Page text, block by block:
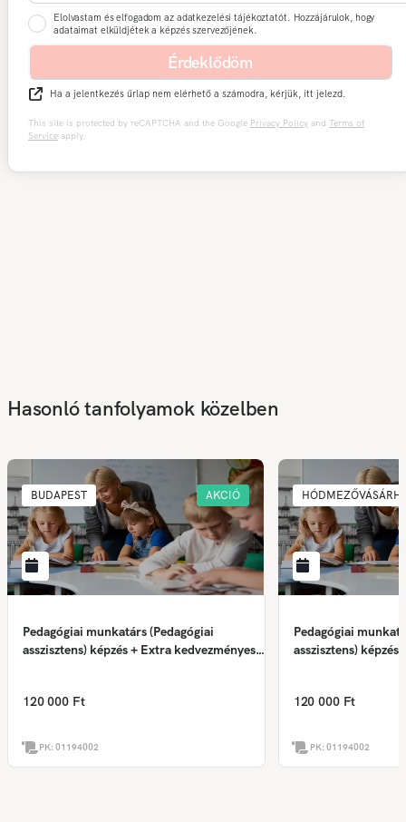
Elolvastam és elfogadom az adatkezelési tájékoztatót. Hozzájárulok, hogy
adataimat elküldjétek a képzés szervezőjének.
Érdeklődöm
Ha a jelentkezés űrlap nem elérhető a számodra, kérjük, itt jelezd.
This site is protected by reCAPTCHA and the Google Privacy Policy and Terms of
Service apply.
Hasonló tanfolyamok közelben
BUDAPEST AKCIÓ
Pedagógiai munkatárs (Pedagógiai
asszisztens) képzés + Extra kedvezményes
120 000 Ft
PK:01194002
Pedagógiai
asszisztens)
120 000 Ft
PK:01194002